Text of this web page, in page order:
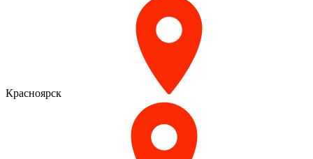
Красноярск